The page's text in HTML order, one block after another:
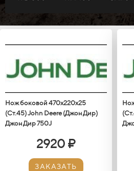
Нож боковой 470х220х25
(Ст.45) John Deere (Джон Дир)
Джон Дир 750J
2920 ₽
ЗАКАЗАТЬ